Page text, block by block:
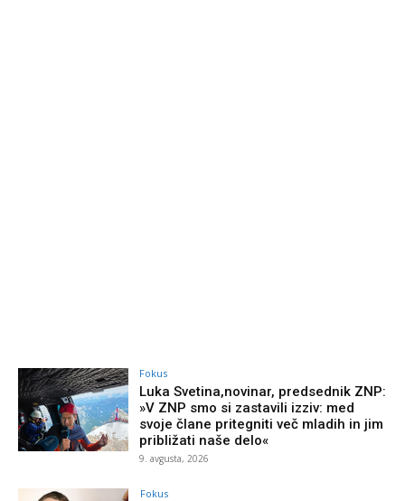
Fokus
Luka Svetina,novinar, predsednik ZNP:
»V ZNP smo si zastavili izziv: med
svoje člane pritegniti več mladih in jim
približati naše delo«
9. avgusta, 2026
Fokus